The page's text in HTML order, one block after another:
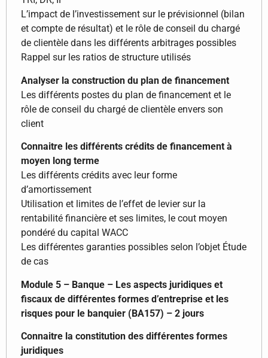
L’impact de l’investissement sur le prévisionnel (bilan
et compte de résultat) et le rôle de conseil du chargé
de clientèle dans les différents arbitrages possibles
Rappel sur les ratios de structure utilisés
Analyser la construction du plan de financement
Les différents postes du plan de financement et le
rôle de conseil du chargé de clientèle envers son
client
Connaitre les différents crédits de financement à
moyen long terme
Les différents crédits avec leur forme
d’amortissement
Utilisation et limites de l’effet de levier sur la
rentabilité financière et ses limites, le cout moyen
pondéré du capital WACC
Les différentes garanties possibles selon l’objet Étude
de cas
Module 5 – Banque – Les aspects juridiques et
fiscaux de différentes formes d’entreprise et les
risques pour le banquier (BA157) – 2 jours
Connaitre la constitution des différentes formes
juridiques